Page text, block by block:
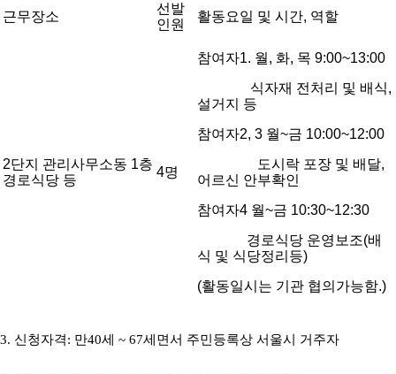
근무장소
선발
인원
활동요일 및 시간, 역할
2단지 관리사무소동 1층
경로식당 등
4명
참여자1. 월, 화, 목 9:00~13:00
식자재 전처리 및 배식,
설거지 등
참여자2, 3 월~금 10:00~12:00
도시락 포장 및 배달,
어르신 안부확인
참여자4 월~금 10:30~12:30
경로식당 운영보조(배
식 및 식당정리등)
(활동일시는 기관 협의가능함.)
3. 신청자격: 만40세 ~ 67세면서 주민등록상 서울시 거주자